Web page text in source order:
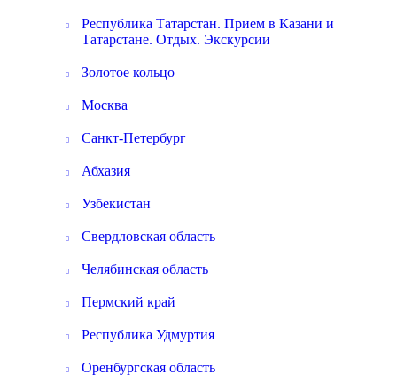
Республика Татарстан. Прием в Казани и
Татарстане. Отдых. Экскурсии
Золотое кольцо
Москва
Санкт-Петербург
Абхазия
Узбекистан
Свердловская область
Челябинская область
Пермский край
Республика Удмуртия
Оренбургская область